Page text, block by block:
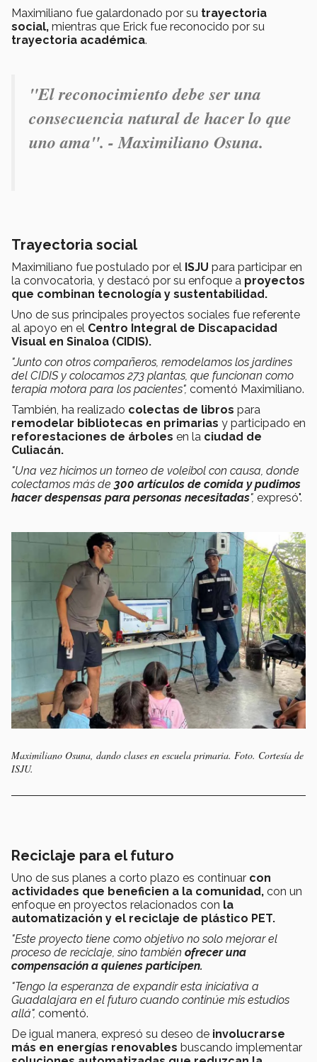
Maximiliano fue galardonado por su trayectoria
social, mientras que Erick fue reconocido por su
trayectoria académica.
"El reconocimiento debe ser una
consecuencia natural de hacer lo que
uno ama". - Maximiliano Osuna.
Trayectoria social
Maximiliano fue postulado por el ISJU para participar en
la convocatoria, y destacó por su enfoque a proyectos
que combinan tecnología y sustentabilidad.
Uno de sus principales proyectos sociales fue referente
al apoyo en el Centro Integral de Discapacidad
Visual en Sinaloa (CIDIS).
"Junto con otros compañeros, remodelamos los jardines
del CIDIS y colocamos 273 plantas, que funcionan como
terapia motora para los pacientes", comentó Maximiliano.
También, ha realizado colectas de libros para
remodelar bibliotecas en primarias y participado en
reforestaciones de árboles en la ciudad de
Culiacán.
"Una vez hicimos un torneo de voleibol con causa, donde
colectamos más de 300 artículos de comida y pudimos
hacer despensas para personas necesitadas", expresó".
Maximiliano Osuna, dando clases en escuela primaria. Foto. Cortesía de
ISJU.
Reciclaje para el futuro
Uno de sus planes a corto plazo es continuar con
actividades que beneficien a la comunidad, con un
enfoque en proyectos relacionados con la
automatización y el reciclaje de plástico PET.
"Este proyecto tiene como objetivo no solo mejorar el
proceso de reciclaje, sino también ofrecer una
compensación a quienes participen.
"Tengo la esperanza de expandir esta iniciativa a
Guadalajara en el futuro cuando continúe mis estudios
allá", comentó.
De igual manera, expresó su deseo de involucrarse
más en energías renovables buscando implementar